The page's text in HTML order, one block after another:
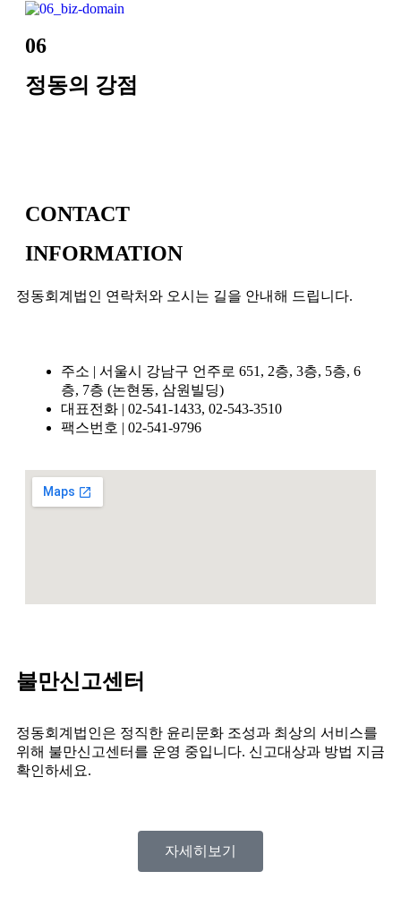
06
정동의 강점
CONTACT
INFORMATION
정동회계법인 연락처와 오시는 길을 안내해 드립니다.
주소 | 서울시 강남구 언주로 651, 2층, 3층, 5층, 6
층, 7층 (논현동, 삼원빌딩)
대표전화 | 02-541-1433, 02-543-3510
팩스번호 | 02-541-9796
불만신고센터
정동회계법인은 정직한 윤리문화 조성과 최상의 서비스를
위해 불만신고센터를 운영 중입니다. 신고대상과 방법 지금
확인하세요.
자세히보기